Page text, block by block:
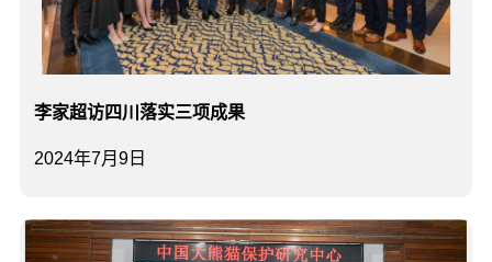
2024年7月9日
李家超访四川落实三项成果